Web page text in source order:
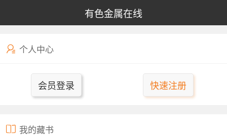
有色金属在线
个人中心
会员登录 快速注册
我的藏书